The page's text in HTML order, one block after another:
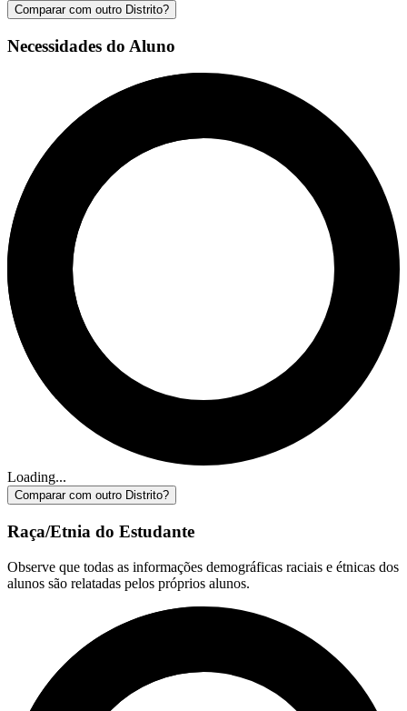
Comparar com outro Distrito?
Necessidades do Aluno
Loading...
Comparar com outro Distrito?
Raça/Etnia do Estudante
Observe que todas as informações demográficas raciais e étnicas dos
alunos são relatadas pelos próprios alunos.